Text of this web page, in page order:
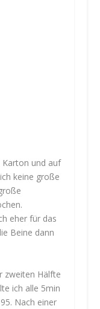
Karton und auf
keine große
eher für das
Beine dann
zweiten Hälfte
ich alle 5min
Nach einer